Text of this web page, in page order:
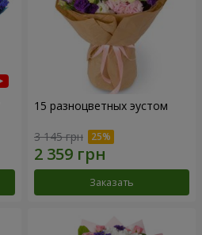
15 разноцветных эустом
3 145 грн
Заказать